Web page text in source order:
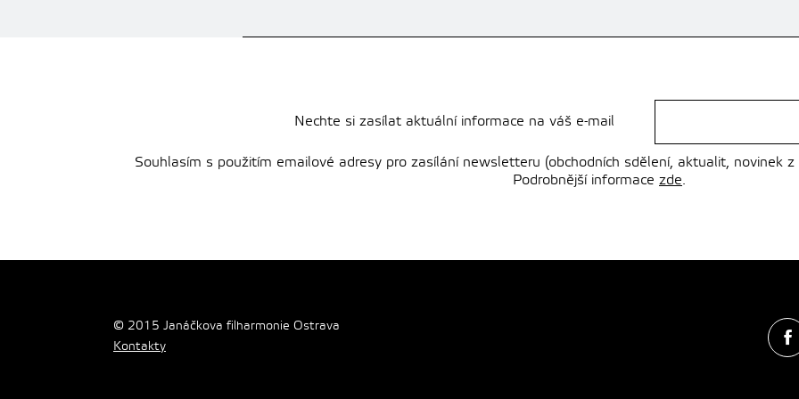
Nechte si zasílat aktuální informace na váš e-mail
Souhlasím s použitím emailové adresy pro zasílání newsletteru (obchodních sdělení, aktualit, novinek
Podrobnější informace zde.
© 2015 Janáčkova filharmonie Ostrava
Kontakty